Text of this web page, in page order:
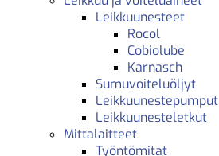
Leikkuunesteet
Rocol
Cobiolube
Karnasch
Sumuvoiteluöljyt
Leikkuunestepumput
Leikkuunesteletkut
Mittalaitteet
Työntömitat